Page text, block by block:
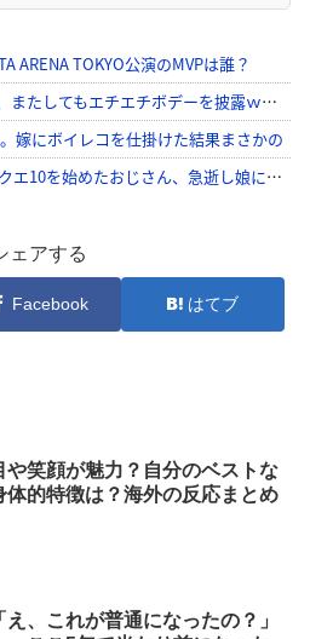
ェアする
Facebook はてブ
や笑顔が魅力？自分のベストな
体的特徴は？海外の反応まとめ
え、これが普通になったの？」